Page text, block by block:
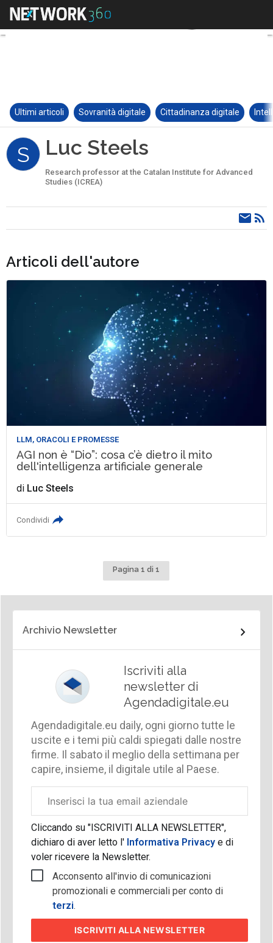
Ultimi articoli Sovranità digitale Cittadinanza digitale
S Luc Steels
Research professor at the Catalan Institute for Advanced
Studies (ICREA)
Articoli dell'autore
LLM, ORACOLI E PROMESSE
AGI non è “Dio”: cosa c’è dietro il mito
dell'intelligenza artificiale generale
di Luc Steels
Condividi
Pagina 1 di 1
Archivio Newsletter
Iscriviti alla
newsletter di
Agendadigitale.eu
Agendadigitale.eu daily, ogni giorno tutte le
uscite e i temi più caldi spiegati dalle nostre
firme. Il sabato il meglio della settimana per
capire, insieme, il digitale utile al Paese.
aziendale
Cliccando su "ISCRIVITI ALLA NEWSLETTER",
dichiaro di aver letto l'Informativa Privacy e di
voler ricevere la Newsletter.
Acconsento all'invio di comunicazioni
promozionali e commerciali per conto di
terzi.
ISCRIVITI ALLA NEWSLETTER